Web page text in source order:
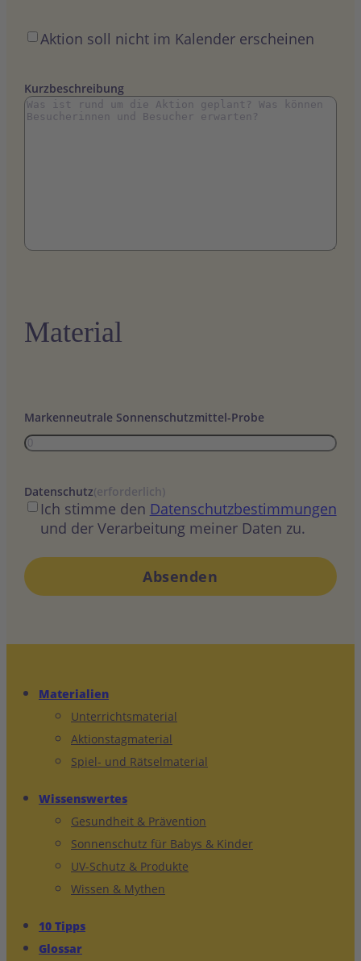
Öffentlich
Aktion soll nicht im Kalender erscheinen
Kurzbeschreibung
Material
Markenneutrale Sonnenschutzmittel-Probe
Datenschutz(erforderlich)
Ich stimme den Datenschutzbestimmungen
und der Verarbeitung meiner Daten zu.
Materialien
Unterrichtsmaterial
Aktionstagmaterial
Spiel- und Rätselmaterial
Wissenswertes
Gesundheit & Prävention
Sonnenschutz für Babys & Kinder
UV-Schutz & Produkte
Wissen & Mythen
10 Tipps
Glossar